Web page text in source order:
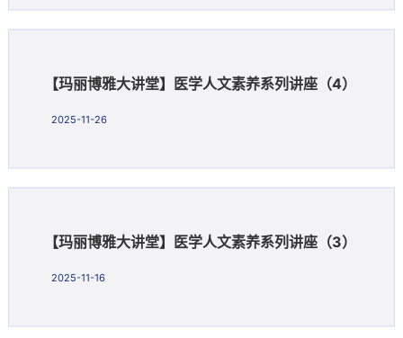
【玛丽博雅大讲堂】医学人文素养系列讲座（4）
2025-11-26
【玛丽博雅大讲堂】医学人文素养系列讲座（3）
2025-11-16